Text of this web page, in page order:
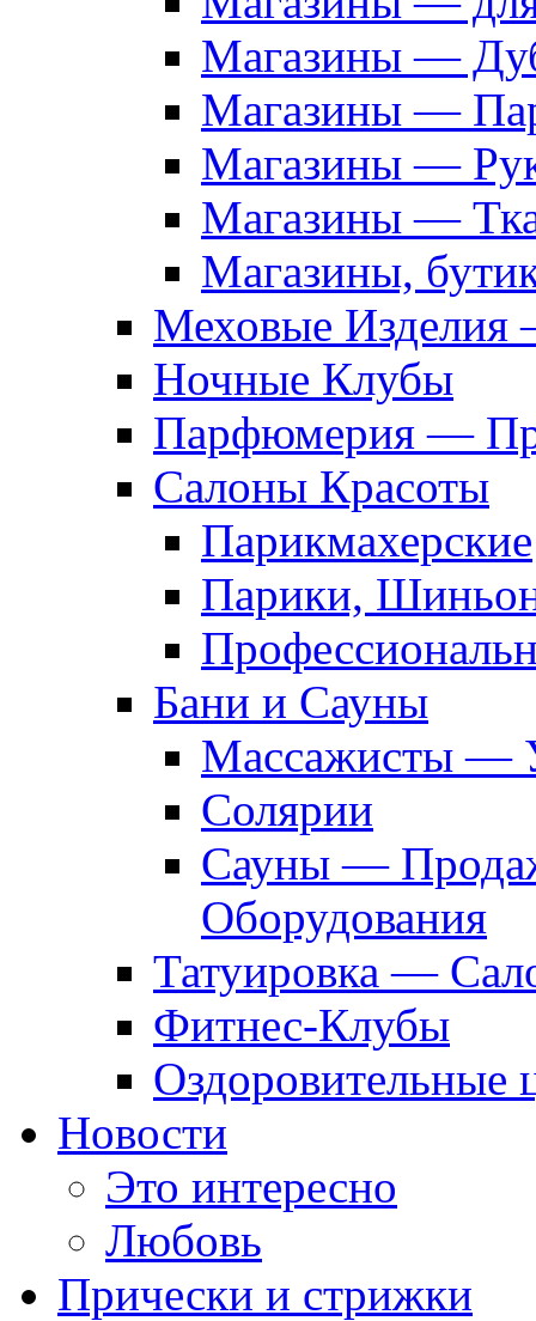
Магазины —
Магазины —
Магазины —
Магазины —
Магазины,
Меховые Изделия
Ночные Клубы
Парфюмерия —
Салоны Красоты
Парикмахерские
Парики,
Бани и Сауны
Массажисты —
Солярии
Сауны —
Оборудования
Татуировка —
Фитнес-Клубы
Оздоровительные
Новости
Это интересно
Любовь
Прически и стрижки